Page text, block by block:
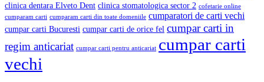
clinica dentara Elveto Dent clinica stomatologica sector 2 cofetarie online
cumparam carti cumparam carti din toate domeniile cumparatori de carti vechi
cumpar carti Bucuresti cumpar carti de orice fel cumpar carti in
regim anticariat cumpar carti pentru anticariat cumpar carti
vechi